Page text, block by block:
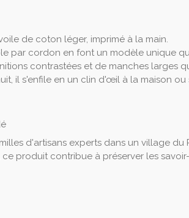
de coton léger, imprimé à la main.
par cordon en font un modèle unique
contrastées et de manches larges
il s'enfile en un clin d'œil à la maison
d'artisans experts dans un village du
produit contribue à préserver les